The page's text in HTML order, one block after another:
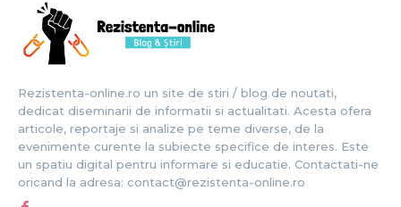
Rezistenta-online.ro un site de stiri / blog de noutati,
dedicat diseminarii de informatii si actualitati. Acesta ofera
articole, reportaje si analize pe teme diverse, de la
evenimente curente la subiecte specifice de interes. Este
un spatiu digital pentru informare si educatie. Contactati-ne
oricand la adresa: contact@rezistenta-online.ro